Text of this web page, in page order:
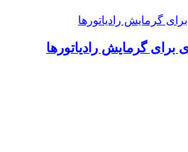
برای گرمایش رادیاتورها